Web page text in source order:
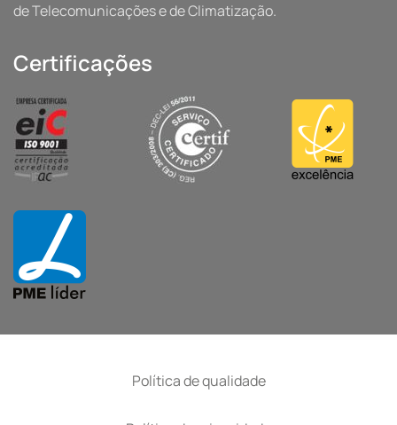
de Telecomunicações e de Climatização.
Certificações
Política de qualidade